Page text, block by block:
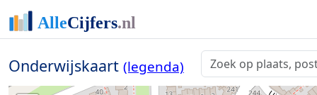
Onderwijskaart (legenda)